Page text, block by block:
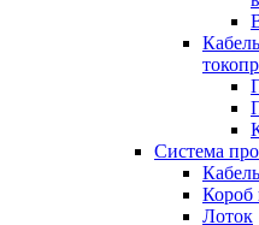
Система
Короб
Лоток